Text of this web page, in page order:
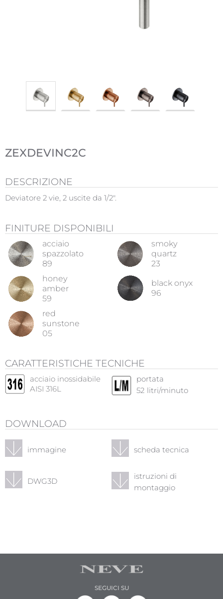
ZEXDEVINC2C
DESCRIZIONE
Deviatore 2 vie, 2 uscite da 1/2".
FINITURE DISPONIBILI
acciaio
spazzolato
89
smoky
quartz
23
honey
amber
59
black onyx
96
red
sunstone
05
CARATTERISTICHE TECNICHE
acciaio inossidabile
AISI 316L
portata
52 litri/minuto
DOWNLOAD
immagine scheda tecnica
DWG3D
istruzioni di
montaggio
SEGUICI SU